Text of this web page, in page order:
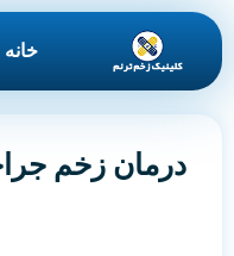
خانه
درمان زخم